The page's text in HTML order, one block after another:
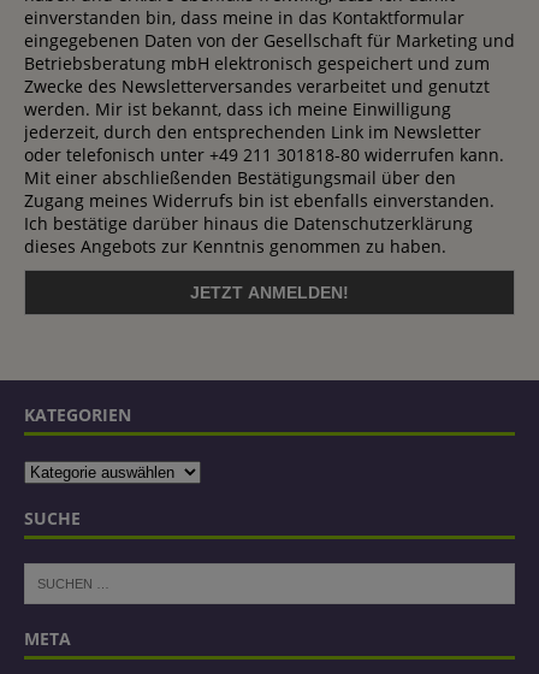
einverstanden bin, dass meine in das Kontaktformular
eingegebenen Daten von der Gesellschaft für Marketing und
Betriebsberatung mbH elektronisch gespeichert und zum
Zwecke des Newsletterversandes verarbeitet und genutzt
werden. Mir ist bekannt, dass ich meine Einwilligung
jederzeit, durch den entsprechenden Link im Newsletter
oder telefonisch unter +49 211 301818-80 widerrufen kann.
Mit einer abschließenden Bestätigungsmail über den
Zugang meines Widerrufs bin ist ebenfalls einverstanden.
Ich bestätige darüber hinaus die Datenschutzerklärung
dieses Angebots zur Kenntnis genommen zu haben.
KATEGORIEN
SUCHE
META